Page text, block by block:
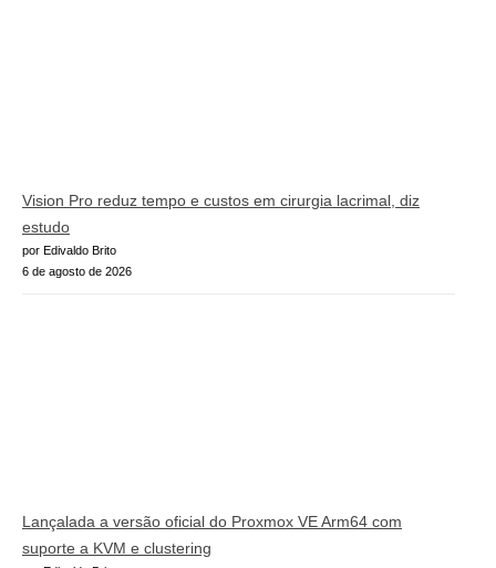
Vision Pro reduz tempo e custos em cirurgia lacrimal, diz
estudo
por Edivaldo Brito
6 de agosto de 2026
Lançalada a versão oficial do Proxmox VE Arm64 com
suporte a KVM e clustering